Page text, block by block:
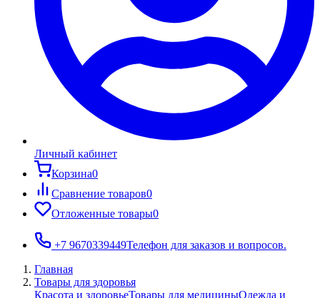
Личный кабинет
Корзина0
Сравнение товаров0
Отложенные товары0
+7 9670339449Телефон для заказов и вопросов.
Главная
Товары для здоровья
Красота и здоровьеТовары для медициныОдежда и